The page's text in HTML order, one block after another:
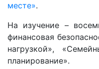
месте».
На изучение –
финансовая
нагрузкой»,
планирование».